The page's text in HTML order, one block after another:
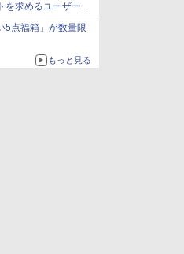
を求めるユーザーが
5点福箱」が数量限
もっと見る